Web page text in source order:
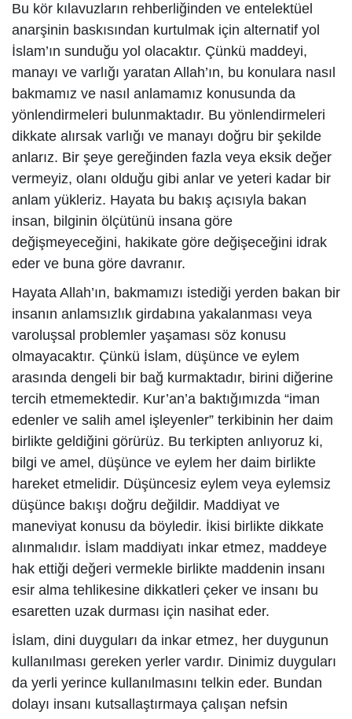
Bu kör kılavuzların rehberliğinden ve entelektüel
anarşinin baskısından kurtulmak için alternatif yol
İslam’ın sunduğu yol olacaktır. Çünkü maddeyi,
manayı ve varlığı yaratan Allah’ın, bu konulara nasıl
bakmamız ve nasıl anlamamız konusunda da
yönlendirmeleri bulunmaktadır. Bu yönlendirmeleri
dikkate alırsak varlığı ve manayı doğru bir şekilde
anlarız. Bir şeye gereğinden fazla veya eksik değer
vermeyiz, olanı olduğu gibi anlar ve yeteri kadar bir
anlam yükleriz. Hayata bu bakış açısıyla bakan
insan, bilginin ölçütünü insana göre
değişmeyeceğini, hakikate göre değişeceğini idrak
eder ve buna göre davranır.
Hayata Allah’ın, bakmamızı istediği yerden bakan bir
insanın anlamsızlık girdabına yakalanması veya
varoluşsal problemler yaşaması söz konusu
olmayacaktır. Çünkü İslam, düşünce ve eylem
arasında dengeli bir bağ kurmaktadır, birini diğerine
tercih etmemektedir. Kur’an’a baktığımızda “iman
edenler ve salih amel işleyenler” terkibinin her daim
birlikte geldiğini görürüz. Bu terkipten anlıyoruz ki,
bilgi ve amel, düşünce ve eylem her daim birlikte
hareket etmelidir. Düşüncesiz eylem veya eylemsiz
düşünce bakışı doğru değildir. Maddiyat ve
maneviyat konusu da böyledir. İkisi birlikte dikkate
alınmalıdır. İslam maddiyatı inkar etmez, maddeye
hak ettiği değeri vermekle birlikte maddenin insanı
esir alma tehlikesine dikkatleri çeker ve insanı bu
esaretten uzak durması için nasihat eder.
İslam, dini duyguları da inkar etmez, her duygunun
kullanılması gereken yerler vardır. Dinimiz duyguları
da yerli yerince kullanılmasını telkin eder. Bundan
dolayı insanı kutsallaştırmaya çalışan nefsin